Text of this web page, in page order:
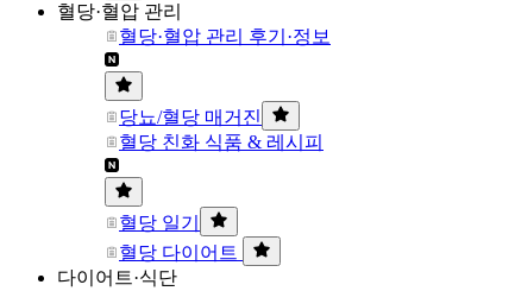
혈당·혈압 관리
혈당·혈압 관리 후기·정보
당뇨/혈당 매거진
혈당 친화 식품 & 레시피
혈당 일기
혈당 다이어트
다이어트·식단